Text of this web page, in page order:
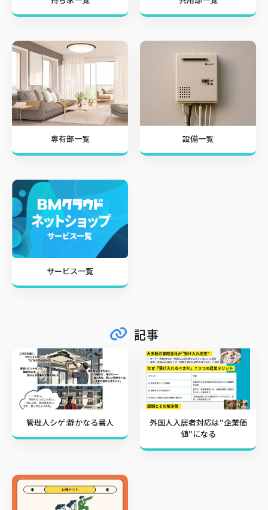
専有部一覧 設備一覧
サービス一覧
記事
管理人シゲ:静かなる番人
外国人入居者対応は"企業価
値"になる